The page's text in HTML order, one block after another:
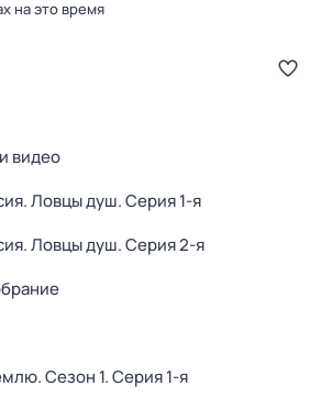
на это время
видео
Ловцы душ. Серия 1-я
Ловцы душ. Серия 2-я
. Сезон 1. Серия 1-я